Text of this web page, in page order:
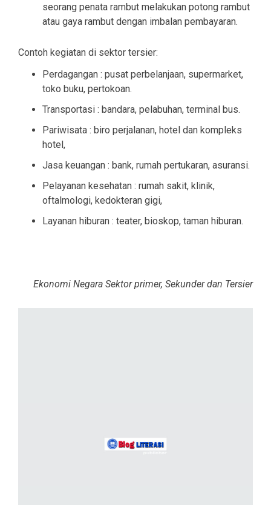
seorang penata rambut melakukan potong rambut
atau gaya rambut dengan imbalan pembayaran.
Contoh kegiatan di sektor tersier:
Perdagangan : pusat perbelanjaan, supermarket,
toko buku, pertokoan.
Transportasi : bandara, pelabuhan, terminal bus.
Pariwisata : biro perjalanan, hotel dan kompleks
hotel,
Jasa keuangan : bank, rumah pertukaran, asuransi.
Pelayanan kesehatan : rumah sakit, klinik,
oftalmologi, kedokteran gigi,
Layanan hiburan : teater, bioskop, taman hiburan.
Ekonomi Negara Sektor primer, Sekunder dan Tersier